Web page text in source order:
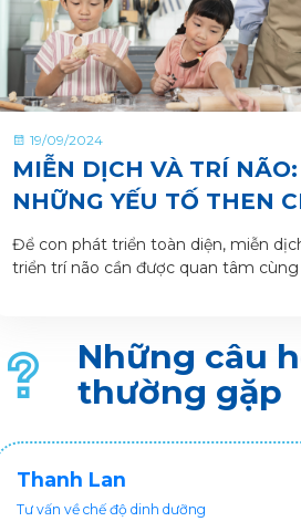
19/09/2024
MIỄN DỊCH VÀ TRÍ NÃO:
NHỮNG YẾU TỐ THEN
GIÚP TRẺ PHÁT TRIỂN
DIỆN
Để con phát triển toàn diện, miễn
triển trí não cần được quan tâm cùng
Những câu
thường gặp
Thanh Lan
Tư vấn về chế độ dinh dưỡng